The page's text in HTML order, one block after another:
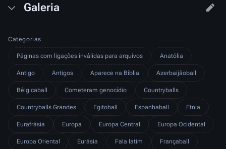
Galeria
Categorias
Páginas com ligações inválidas para arquivos Anatólia
Antigo Antigos Aparece na Bíblia Azerbaijãoball
Bélgicaball Cometeram genocídio Countryballs
Countryballs Grandes Egitoball Espanhaball Etnia
Eurafrásia Europa Europa Central Europa Ocidental
Europa Oriental Eurásia Fala latim Françaball